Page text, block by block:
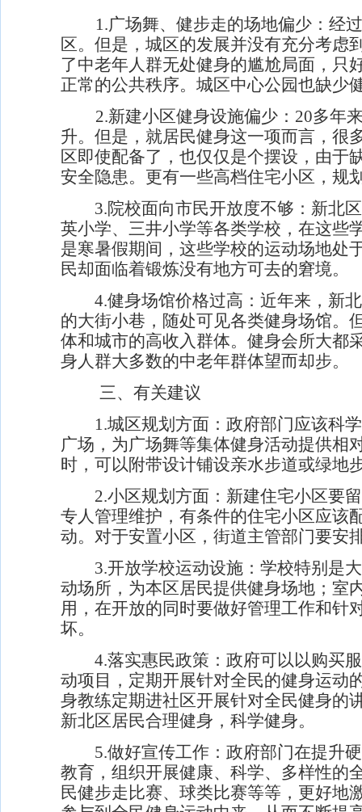
1.广场舞、健步走的场地偏少： 经过
区。但是，城区的发展并没有充分考虑
了中老年人群无处健身的尴尬局面，只
正常的公共秩序。城区中心公园也缺少
2.新建小区健身设施偏少： 20多年
升。但是，就居民健身这一项而言，很
区即使配备了，也仅仅是个摆设，由于
安全隐患。更有一些高档住宅小区，规
3.院校面向市民开放度不够： 新北
英小学、三井小学等各类学校，在这些
是寒暑假期间，这些学校的运动场地处
民却面临着锻炼没有地方可去的窘境。
4.健身场馆价格过高： 近年来，新
的大街小巷，随处可见各类健身场馆。
体和城市的高收入群体。健身会所大都
身人群大多数的中老年群体望而却步。
三、有关建议
1.城区规划方面： 政府部门应该科
广场，为广场舞等集体健身活动提供相
时，可以附带设计铺设亲水步道或绿地
2.小区规划方面： 新建住宅小区要
专人管理维护，有条件的住宅小区应该
动。对于安置小区，街道主管部门要安
3.开放学校运动设施： 学校特别是
动场所，为本区居民提供健身场地；室
用，在开放的同时要做好管理工作和针
坏。
4.落实惠民政策： 政府可以以购买
动项目，定期开展针对全民的健身运动
身教练定期进社区开展针对全民健身的
新北区居民合理健身，科学健身。
5.做好宣传工作： 政府部门在提升
教育，组织开展健康、科学、多样性的
民健步走比赛、球类比赛等等，更好地